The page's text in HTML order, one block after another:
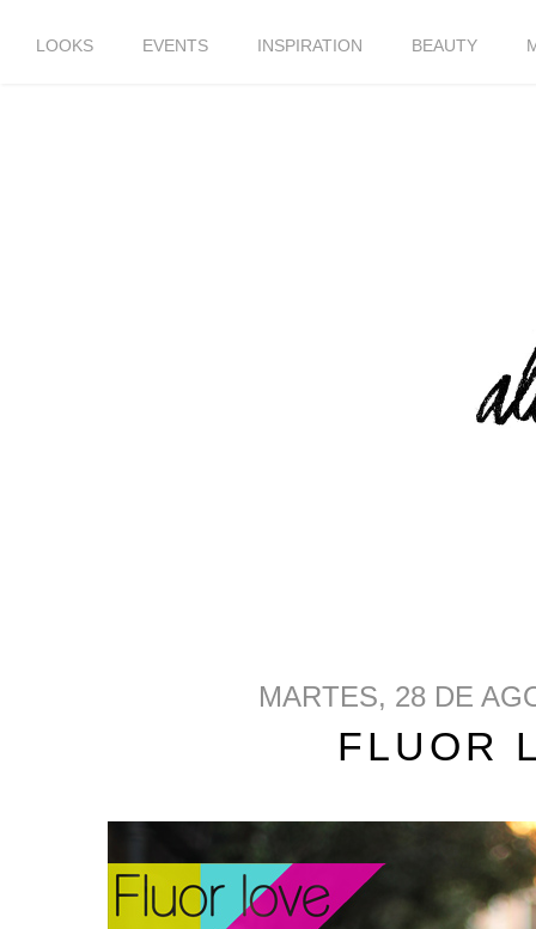
LOOKS EVENTS INSPIRATION BEAUTY
MARTES, 28 DE
FLUOR